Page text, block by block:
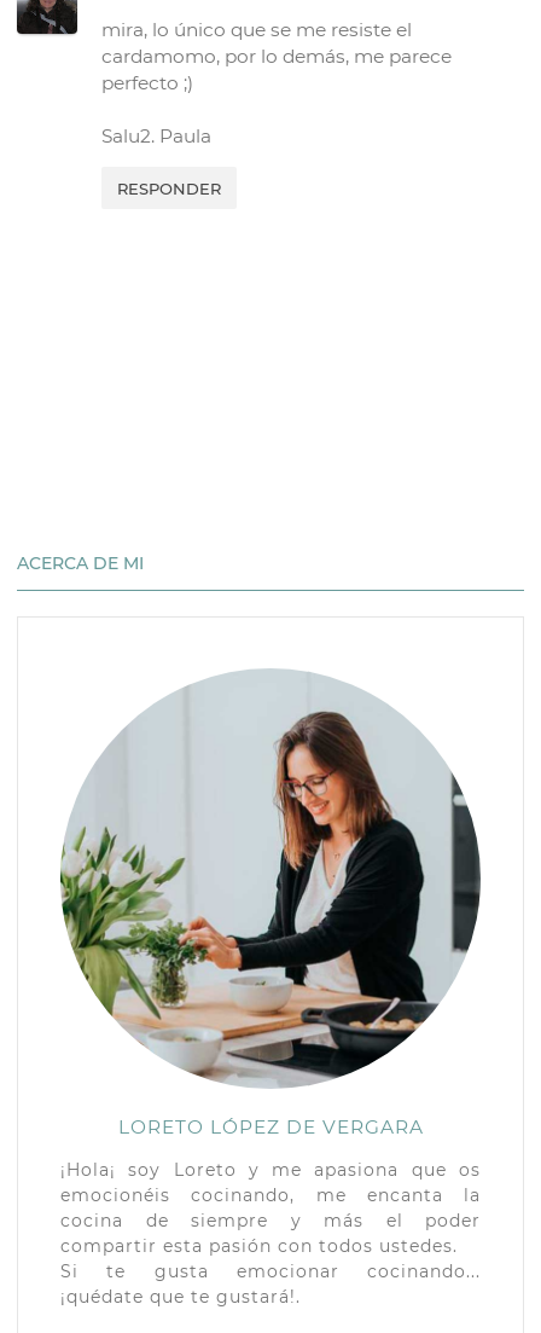
mira, lo único que se me resiste el
cardamomo, por lo demás, me parece
perfecto ;)
Salu2. Paula
RESPONDER
ACERCA DE MI
LORETO LÓPEZ DE VERGARA
¡Hola¡ soy Loreto y me apasiona que os
emocionéis cocinando, me encanta la
cocina de siempre y más el poder
compartir esta pasión con todos ustedes.
Si te gusta emocionar cocinando...
¡quédate que te gustará!.